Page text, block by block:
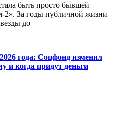
быть просто бывшей
2». За годы публичной жизни
до
года: Соцфонд изменил
и когда придут деньги